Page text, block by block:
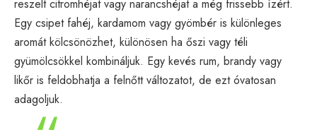
reszelt citromhéjat vagy narancshéjat a még frissebb ízért.
Egy csipet fahéj, kardamom vagy gyömbér is különleges
aromát kölcsönözhet, különösen ha őszi vagy téli
gyümölcsökkel kombináljuk. Egy kevés rum, brandy vagy
likőr is feldobhatja a felnőtt változatot, de ezt óvatosan
adagoljuk.